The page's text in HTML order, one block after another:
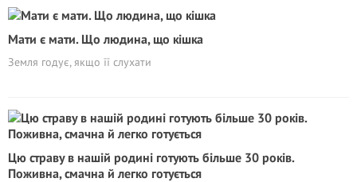
Мати є мати. Що людина, що кішка
Земля годує, якщо її слухати
Цю страву в нашій родині готують більше 30 років.
Поживна, смачна й легко готується